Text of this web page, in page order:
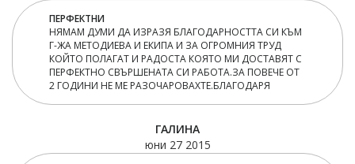
ПЕРФЕКТНИ
НЯМАМ ДУМИ ДА ИЗРАЗЯ БЛАГОДАРНОСТТА СИ КЪМ
Г-ЖА МЕТОДИЕВА И ЕКИПА И ЗА ОГРОМНИЯ ТРУД
КОЙТО ПОЛАГАТ И РАДОСТА КОЯТО МИ ДОСТАВЯТ С
ПЕРФЕКТНО СВЪРШЕНАТА СИ РАБОТА.ЗА ПОВЕЧЕ ОТ
2 ГОДИНИ НЕ МЕ РАЗОЧАРОВАХТЕ.БЛАГОДАРЯ
ГАЛИНА
юни 27 2015